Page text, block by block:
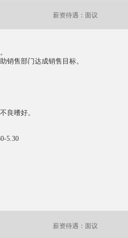
薪资待遇：面议
销售部门达成销售目标。
良嗜好。
5.30
薪资待遇：面议